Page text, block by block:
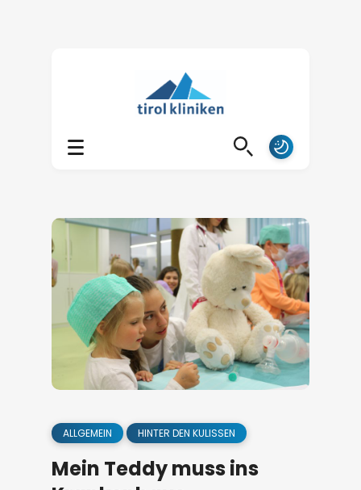
ALLGEMEIN HINTER DEN KULISSEN
Mein Teddy muss ins